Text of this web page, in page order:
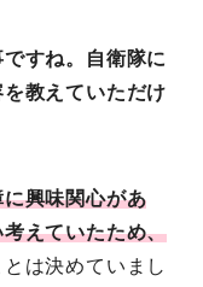
すね。自衛隊に
教えていただけ
興味関心があ
えていたため、
とは決めていまし